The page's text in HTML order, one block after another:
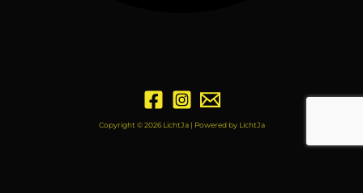
Copyright © 2026 LichtJa | Powered by LichtJa